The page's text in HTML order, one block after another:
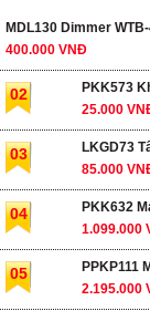
MDL130 Dimmer
400.000 VNĐ
02
PKK573
25.000
03
LKGD73
85.000
04
PKK632
1.099.000
05
PPKP111
2.195.000